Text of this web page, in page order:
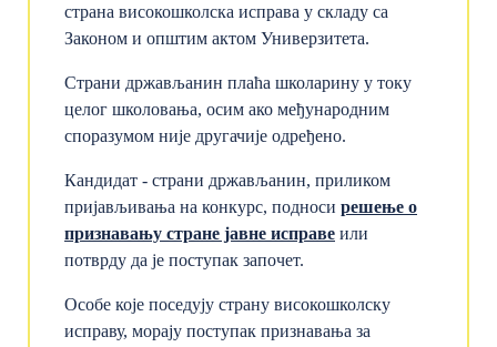
страна високошколска исправа у складу са
Законом и општим актом Универзитета.
Страни држављанин плаћа школарину у току
целог школовања, осим ако међународним
споразумом није другачије одређено.
Кандидат - страни држављанин, приликом
пријављивања на конкурс, подноси решење о
признавању стране јавне исправе или
потврду да је поступак започет.
Особе које поседују страну високошколску
исправу, морају поступак признавања за